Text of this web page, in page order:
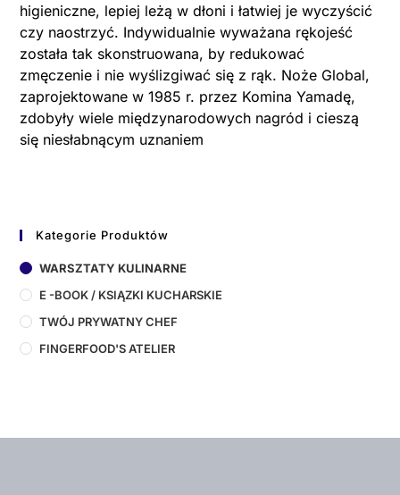
higieniczne, lepiej leżą w dłoni i łatwiej je wyczyścić
czy naostrzyć. Indywidualnie wyważana rękojeść
została tak skonstruowana, by redukować
zmęczenie i nie wyślizgiwać się z rąk. Noże Global,
zaprojektowane w 1985 r. przez Komina Yamadę,
zdobyły wiele międzynarodowych nagród i cieszą
się niesłabnącym uznaniem
Kategorie Produktów
WARSZTATY KULINARNE
E -BOOK / KSIĄZKI KUCHARSKIE
TWÓJ PRYWATNY CHEF
FINGERFOOD'S ATELIER